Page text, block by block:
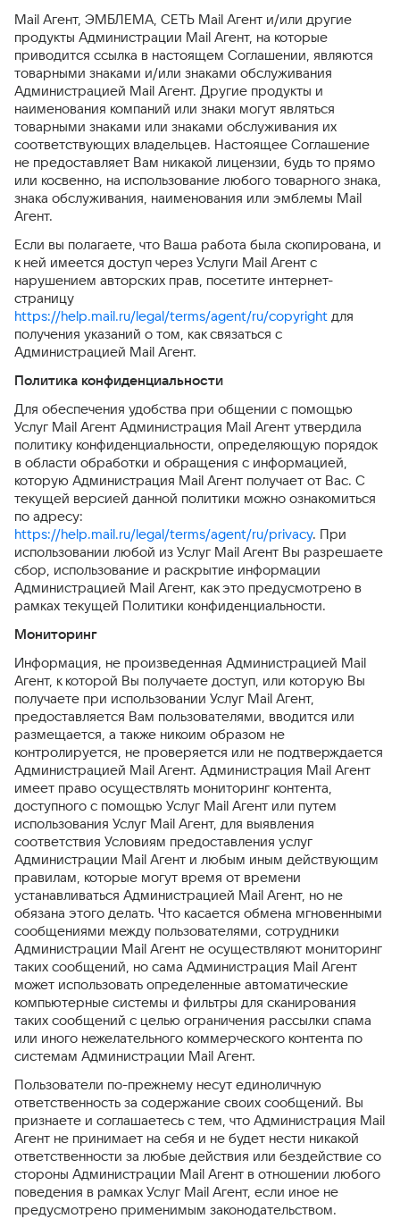
Mail Агент, ЭМБЛЕМА, СЕТЬ Mail Агент и/или другие
продукты Администрации Mail Агент, на которые
приводится ссылка в настоящем Соглашении, являются
товарными знаками и/или знаками обслуживания
Администрацией Mail Агент. Другие продукты и
наименования компаний или знаки могут являться
товарными знаками или знаками обслуживания их
соответствующих владельцев. Настоящее Соглашение
не предоставляет Вам никакой лицензии, будь то прямо
или косвенно, на использование любого товарного знака,
знака обслуживания, наименования или эмблемы Mail
Агент.
Если вы полагаете, что Ваша работа была скопирована, и
к ней имеется доступ через Услуги Mail Агент с
нарушением авторских прав, посетите интернет-
страницу
https://help.mail.ru/legal/terms/agent/ru/copyright для
получения указаний о том, как связаться с
Администрацией Mail Агент.
Политика конфиденциальности
Для обеспечения удобства при общении с помощью
Услуг Mail Агент Администрация Mail Агент утвердила
политику конфиденциальности, определяющую порядок
в области обработки и обращения с информацией,
которую Администрация Mail Агент получает от Вас. С
текущей версией данной политики можно ознакомиться
по адресу:
https://help.mail.ru/legal/terms/agent/ru/privacy. При
использовании любой из Услуг Mail Агент Вы разрешаете
сбор, использование и раскрытие информации
Администрацией Mail Агент, как это предусмотрено в
рамках текущей Политики конфиденциальности.
Мониторинг
Информация, не произведенная Администрацией Mail
Агент, к которой Вы получаете доступ, или которую Вы
получаете при использовании Услуг Mail Агент,
предоставляется Вам пользователями, вводится или
размещается, а также никоим образом не
контролируется, не проверяется или не подтверждается
Администрацией Mail Агент. Администрация Mail Агент
имеет право осуществлять мониторинг контента,
доступного с помощью Услуг Mail Агент или путем
использования Услуг Mail Агент, для выявления
соответствия Условиям предоставления услуг
Администрации Mail Агент и любым иным действующим
правилам, которые могут время от времени
устанавливаться Администрацией Mail Агент, но не
обязана этого делать. Что касается обмена мгновенными
сообщениями между пользователями, сотрудники
Администрации Mail Агент не осуществляют мониторинг
таких сообщений, но сама Администрация Mail Агент
может использовать определенные автоматические
компьютерные системы и фильтры для сканирования
таких сообщений с целью ограничения рассылки спама
или иного нежелательного коммерческого контента по
системам Администрации Mail Агент.
Пользователи по-прежнему несут единоличную
ответственность за содержание своих сообщений. Вы
признаете и соглашаетесь с тем, что Администрация Mail
Агент не принимает на себя и не будет нести никакой
ответственности за любые действия или бездействие со
стороны Администрации Mail Агент в отношении любого
поведения в рамках Услуг Mail Агент, если иное не
предусмотрено применимым законодательством.